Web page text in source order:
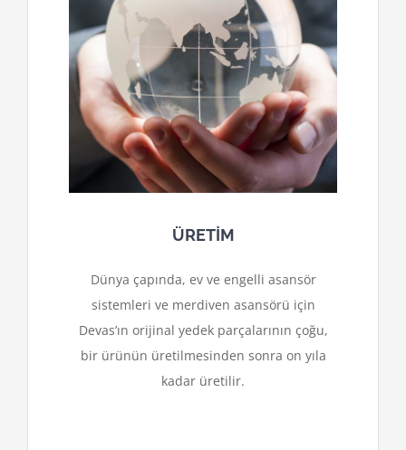
ÜRETİM
Dünya çapında, ev ve engelli asansör
sistemleri ve merdiven asansörü için
Devas’ın orijinal yedek parçalarının çoğu,
bir ürünün üretilmesinden sonra on yıla
kadar üretilir.